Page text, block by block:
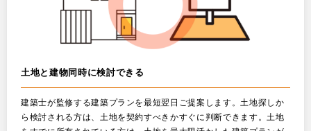
土地と建物同時に検討できる
建築士が監修する建築プランを最短翌日ご提案します。土地探しか
ら検討される方は、土地を契約すべきかすぐに判断できます。土地